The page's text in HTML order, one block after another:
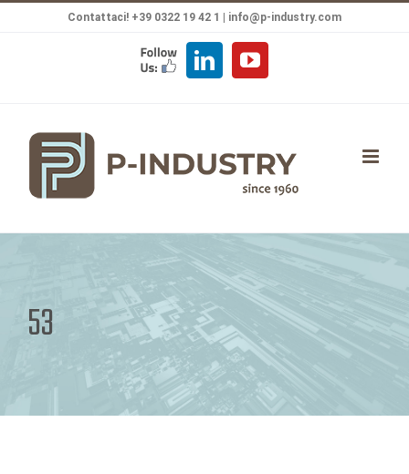
Contattaci! +39 0322 19 42 1 | info@p-industry.com
FOLLOW
US
LinkedInYouTube
53